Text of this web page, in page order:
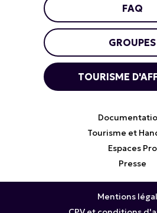
FAQ
GROUPES
TOURISME
Tourisme et
Espaces Pro
Presse
Mentions